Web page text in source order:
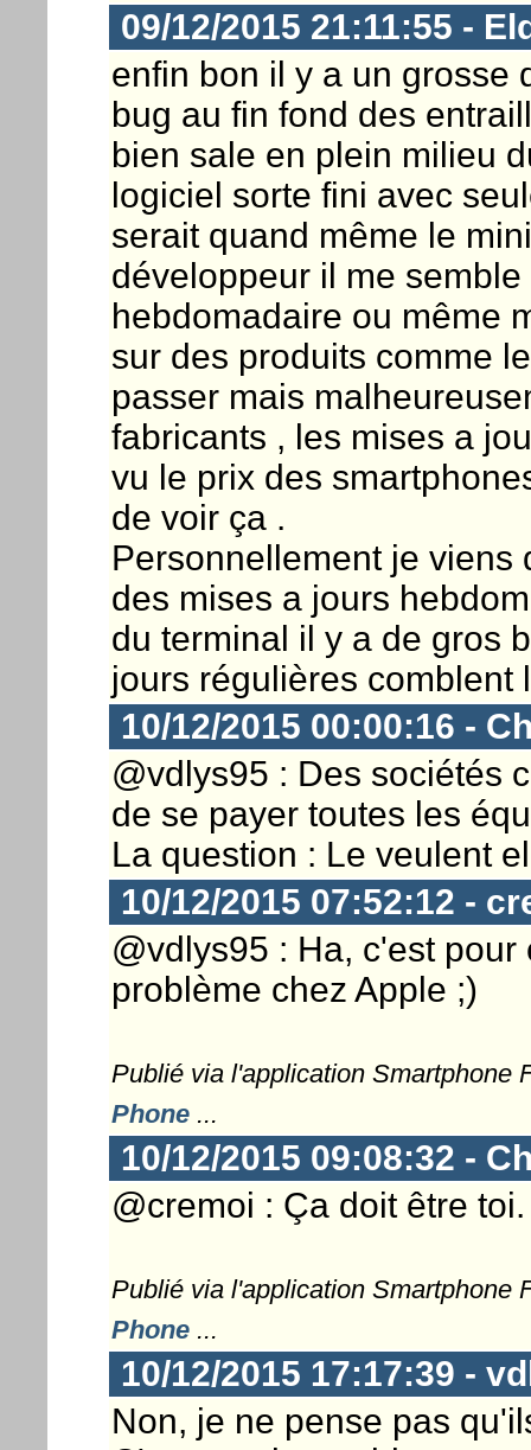
09/12/2015 21:11:55 -
enfin bon il y a un grosse
bug au fin fond des
bien sale en plein milieu
logiciel sorte fini avec
serait quand même le
développeur il me
hebdomadaire ou même
sur des produits comme
passer mais
fabricants , les mises a
vu le prix des
de voir ça .
Personnellement je viens
des mises a jours
du terminal il y a de gros
jours régulières comblent
10/12/2015 00:00:16 -
@vdlys95 : Des sociétés
de se payer toutes les
La question : Le veulent
10/12/2015 07:52:12 -
@vdlys95 : Ha, c'est
problème chez Apple ;)
Publié via l'application Smartphone
Phone...
10/12/2015 09:08:32 -
@cremoi : Ça doit être toi.
Publié via l'application Smartphone
Phone...
10/12/2015 17:17:39 -
Non, je ne pense pas